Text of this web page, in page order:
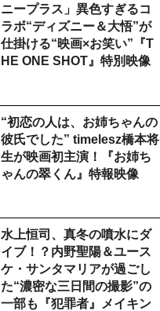
ニープラス」異色すぎるコ
ラボ“ディズニー＆大悟”が
仕掛ける“映画×お笑い”『T
HE ONE SHOT』特別映像
“初恋の人は、お姉ちゃんの
彼氏でした” timelesz橋本将
生が映画初主演！『お姉ち
ゃんの翠くん』特報映像
水上恒司、真冬の噴水にダ
イブ！？内野聖陽＆ユース
ケ・サンタマリアが過ごし
た“濃密な三日間の撮影”の
一部も『犯罪者』メイキン